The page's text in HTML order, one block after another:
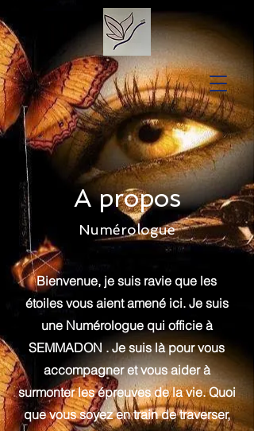
A propos
Numérologue
Bienvenue, je suis ravie que les
étoiles vous aient amené ici. Je suis
une Numérologue qui officie à
SEMMADON . Je suis là pour vous
accompagner et vous aider à
surmonter les épreuves de la vie. Quoi
que vous soyez en train de traverser,